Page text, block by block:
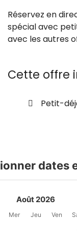
Réservez en
spécial avec
avec les autres
Cette offre
Petit-
dates
Août 2026
Mer Jeu Ven